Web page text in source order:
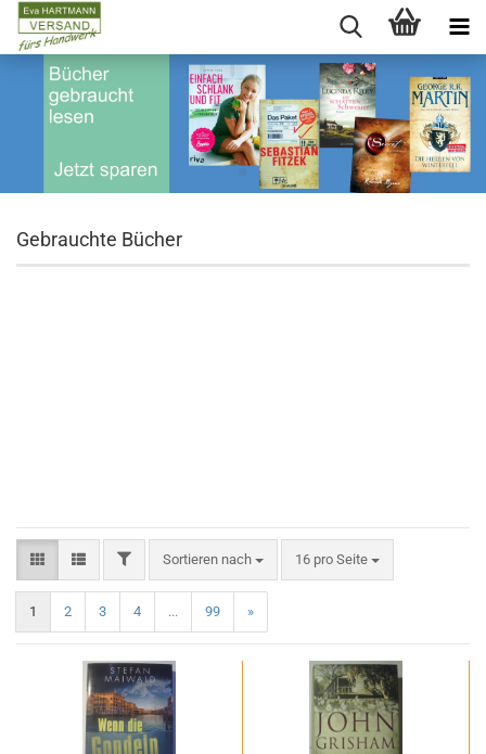
Gebrauchte Bücher
FILTERSortieren nach
Sortieren nach 16 pro Seite
pro Seite
1 2 3 4 ... 99 »